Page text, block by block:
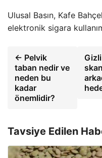
Ulusal Basın, Kafe
elektronik sigara
← Pelvik
taban nedir ve
neden bu
kadar
önemlidir?
Gizli
Tavsiye Edilen